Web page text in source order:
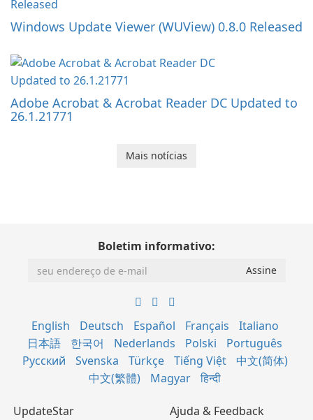
Windows Update Viewer (WUView) 0.8.0 Released
Adobe Acrobat & Acrobat Reader DC Updated to
26.1.21771
Mais notícias
Boletim informativo:
English Deutsch Español Français
Italiano
日本語
한국어 Nederlands Polski
Português
Русский
Svenska Türkçe Tiếng Việt
中文(简体)
中文(繁體)
Magyar हिन्दी
UpdateStar
Ajuda & Feedback